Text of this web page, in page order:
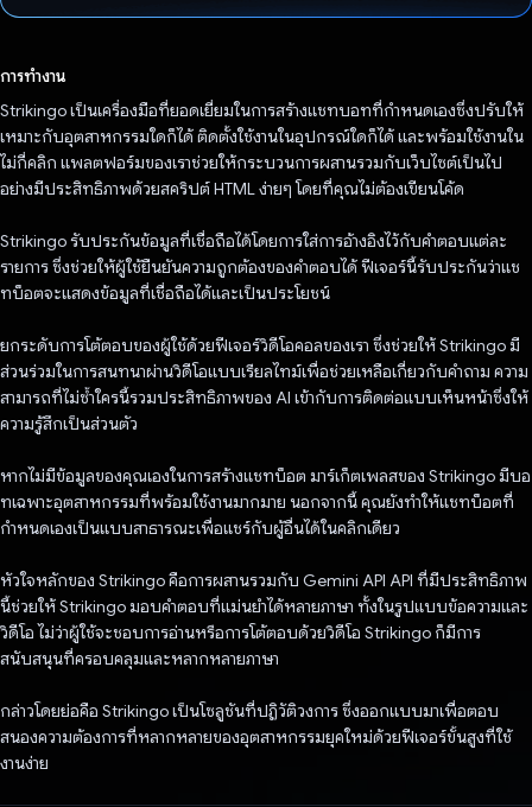
การทำงาน
Strikingo เป็นเครื่องมือที่ยอดเยี่ยมในการสร้างแชทบอทที่กําหนดเองซึ่งปรับให้
เหมาะกับอุตสาหกรรมใดก็ได้ ติดตั้งใช้งานในอุปกรณ์ใดก็ได้ และพร้อมใช้งานใน
ไม่กี่คลิก แพลตฟอร์มของเราช่วยให้กระบวนการผสานรวมกับเว็บไซต์เป็นไป
อย่างมีประสิทธิภาพด้วยสคริปต์ HTML ง่ายๆ โดยที่คุณไม่ต้องเขียนโค้ด
Strikingo รับประกันข้อมูลที่เชื่อถือได้โดยการใส่การอ้างอิงไว้กับคำตอบแต่ละ
รายการ ซึ่งช่วยให้ผู้ใช้ยืนยันความถูกต้องของคำตอบได้ ฟีเจอร์นี้รับประกันว่าแช
ทบ็อตจะแสดงข้อมูลที่เชื่อถือได้และเป็นประโยชน์
ยกระดับการโต้ตอบของผู้ใช้ด้วยฟีเจอร์วิดีโอคอลของเรา ซึ่งช่วยให้ Strikingo มี
ส่วนร่วมในการสนทนาผ่านวิดีโอแบบเรียลไทม์เพื่อช่วยเหลือเกี่ยวกับคำถาม ความ
สามารถที่ไม่ซ้ำใครนี้รวมประสิทธิภาพของ AI เข้ากับการติดต่อแบบเห็นหน้าซึ่งให้
ความรู้สึกเป็นส่วนตัว
หากไม่มีข้อมูลของคุณเองในการสร้างแชทบ็อต มาร์เก็ตเพลสของ Strikingo มีบอ
ทเฉพาะอุตสาหกรรมที่พร้อมใช้งานมากมาย นอกจากนี้ คุณยังทำให้แชทบ็อตที่
กำหนดเองเป็นแบบสาธารณะเพื่อแชร์กับผู้อื่นได้ในคลิกเดียว
หัวใจหลักของ Strikingo คือการผสานรวมกับ Gemini API API ที่มีประสิทธิภาพ
นี้ช่วยให้ Strikingo มอบคำตอบที่แม่นยำได้หลายภาษา ทั้งในรูปแบบข้อความและ
วิดีโอ ไม่ว่าผู้ใช้จะชอบการอ่านหรือการโต้ตอบด้วยวิดีโอ Strikingo ก็มีการ
สนับสนุนที่ครอบคลุมและหลากหลายภาษา
กล่าวโดยย่อคือ Strikingo เป็นโซลูชันที่ปฏิวัติวงการ ซึ่งออกแบบมาเพื่อตอบ
สนองความต้องการที่หลากหลายของอุตสาหกรรมยุคใหม่ด้วยฟีเจอร์ขั้นสูงที่ใช้
งานง่าย